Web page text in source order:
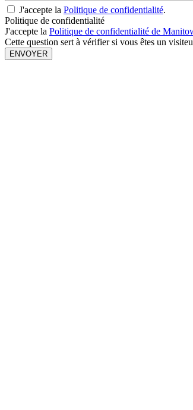
J'accepte la Politique de confidentialité.
Politique de confidentialité
J'accepte la Politique de confidentialité de
Cette question sert à vérifier si vous êtes un